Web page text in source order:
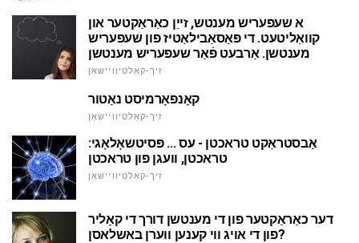
א שעפעריש מענטש, זייַן כאַראַקטער און
קוואַליטעט. די פּאַסאַבילאַטיז פון שעפעריש
מענטשן. אַרבעט פֿאַר שעפעריש מענטשן
זיך-קאַלטיוויישאַן
קאָנפאָרמיסט נאַטור
זיך-קאַלטיוויישאַן
אַבסטראַקט טראכטן - עס ... פּסיטשאָלאָגי:
טראכטן, וועגן פון טראכטן
זיך-קאַלטיוויישאַן
דער כאַראַקטער פון די מענטשן דורך די קאָליר
פון די אויג ווי קענען ווערן באשלאסן?